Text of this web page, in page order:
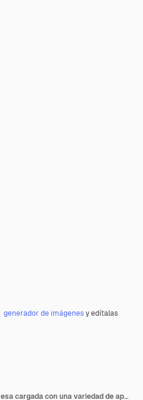
generador de imágenesy edítalas
Un primer plano de una mesa cargada con una variedad de aperitivos, incluida la pasta de pizza y las carnes acompañadas de vino y otras bebidas